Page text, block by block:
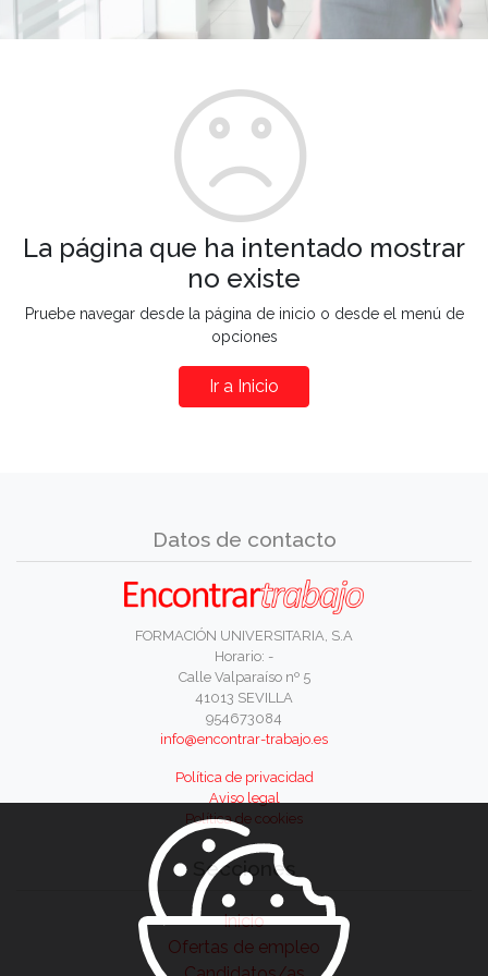
La página que ha intentado mostrar
no existe
Pruebe navegar desde la página de inicio o desde el menú de
opciones
Ir a Inicio
Datos de contacto
FORMACIÓN UNIVERSITARIA, S.A
Horario: -
Calle Valparaíso nº 5
41013 SEVILLA
954673084
info@encontrar-trabajo.es
Política de privacidad
Aviso legal
Política de cookies
Secciones
Inicio
Ofertas de empleo